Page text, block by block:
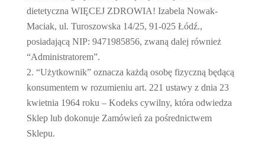
dietetyczna WIĘCEJ ZDROWIA! Izabela Nowak-
Maciak, ul. Turoszowska 14/25, 91-025 Łódź.,
posiadającą NIP: 9471985856, zwaną dalej również
“Administratorem”.
“Użytkownik” oznacza każdą osobę fizyczną będącą
konsumentem w rozumieniu art. 221 ustawy z dnia 23
kwietnia 1964 roku – Kodeks cywilny, która odwiedza
Sklep lub dokonuje Zamówień za pośrednictwem
Sklepu.